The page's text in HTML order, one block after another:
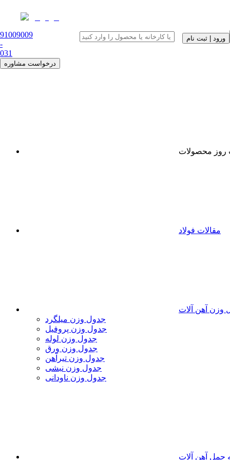
91009009
-
031
درخواست مشاوره
ورود | ثبت نام
روز محصولات
مقالات فولاد
وزن آهن آلات
جدول وزن میلگرد
جدول وزن پروفیل
جدول وزن لوله
جدول وزن ورق
جدول وزن تیرآهن
جدول وزن نبشی
جدول وزن ناودانی
حمل آهن آلات